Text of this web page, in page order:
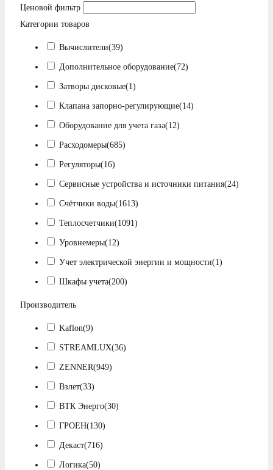
Ценовой фильтр
Категории товаров
Вычислители(39)
Дополнительное оборудование(72)
Затворы дисковые(1)
Клапана запорно-регулирующие(14)
Оборудование для учета газа(12)
Расходомеры(685)
Регуляторы(16)
Сервисные устройства и источники питания(24)
Счётчики воды(1613)
Теплосчетчики(1091)
Уровнемеры(12)
Учет электрической энергии и мощности(1)
Шкафы учета(200)
Производитель
Kaflon(9)
STREAMLUX(36)
ZENNER(949)
Взлет(33)
ВТК Энерго(30)
ГРОЕН(130)
Декаст(716)
Логика(50)